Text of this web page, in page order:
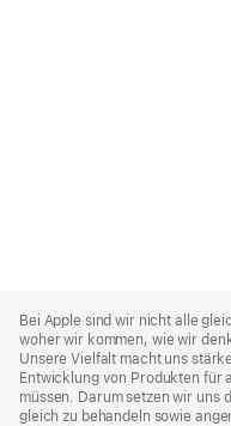
Footer
Bei Apple sind wir nicht alle
woher wir kommen, wie wir
Unsere Vielfalt macht uns
Entwicklung von Produkten für
müssen. Darum setzen wir uns
gleich zu behandeln sowie